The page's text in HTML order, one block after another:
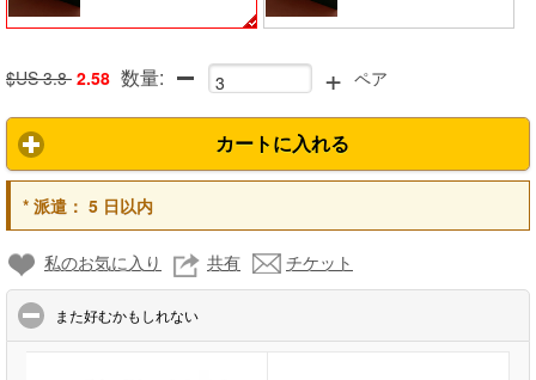
$US 3.8 2.58 数量: + ペア
カートに入れる
*派遣： 5 日以内
私のお気に入り 共有 チケット
また好むかもしれない